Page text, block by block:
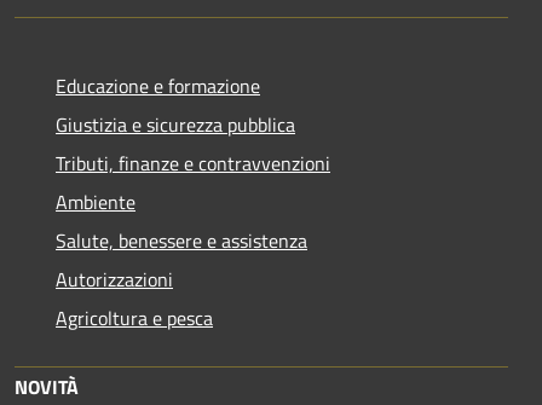
Educazione e formazione
Giustizia e sicurezza pubblica
Tributi, finanze e contravvenzioni
Ambiente
Salute, benessere e assistenza
Autorizzazioni
Agricoltura e pesca
NOVITÀ